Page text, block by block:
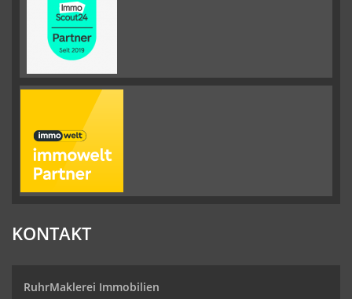
KONTAKT
RuhrMaklerei Immobilien